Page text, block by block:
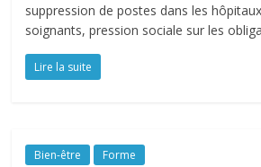
suppression de postes dans les
soignants, pression sociale sur les
Lire la suite
Bien-être Forme